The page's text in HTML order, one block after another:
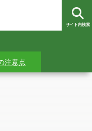
サイト内検索
注意点